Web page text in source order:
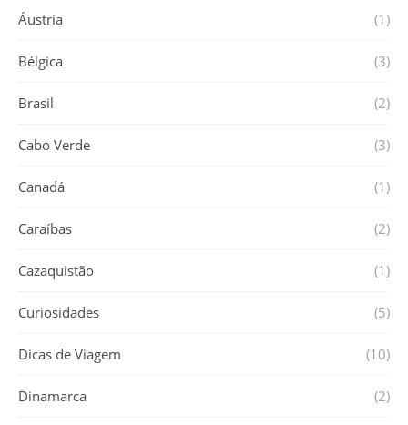
Áustria (1)
Bélgica (3)
Brasil (2)
Cabo Verde (3)
Canadá (1)
Caraíbas (2)
Cazaquistão (1)
Curiosidades (5)
Dicas de Viagem (10)
Dinamarca (2)